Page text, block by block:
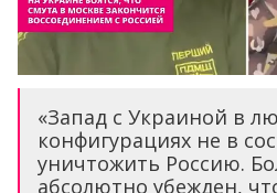
«Запад с Украиной в
конфигурациях не в
уничтожить Россию.
абсолютно убежден,